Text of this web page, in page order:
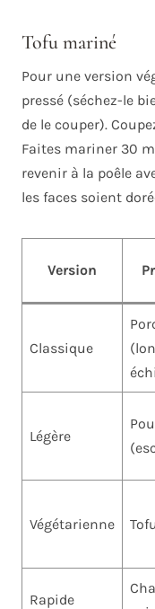
Tofu mariné
Pour une version
pressé (séchez-le
de le couper).
Faites mariner 30
revenir à la poêle
les faces soient
Version
Classique
Légère
Végétarienne
Rapide